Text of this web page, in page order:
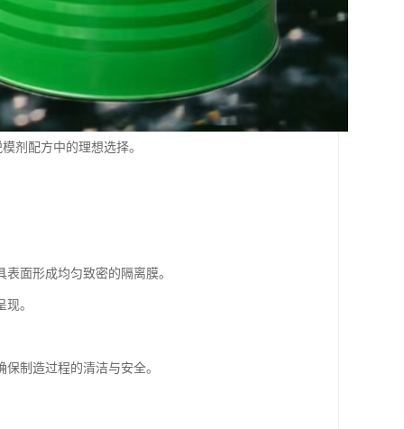
剂配方中的理想选择。
面形成均匀致密的隔离膜。
。
制造过程的清洁与安全。